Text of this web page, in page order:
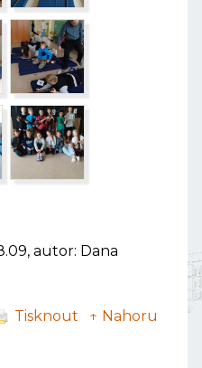
autor: Dana
Tisknout ↑ Nahoru